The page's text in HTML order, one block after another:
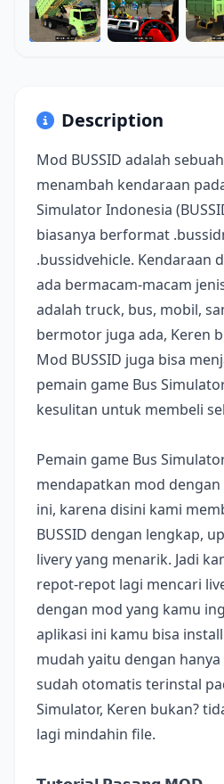
Description
Mod BUSSID adalah
menambah kendaraan
Simulator Indonesia
biasanya berformat
.bussidvehicle. Kendaraan
ada bermacam-macam
adalah truck, bus, mobil,
bermotor juga ada, Keren
Mod BUSSID juga bisa
pemain game Bus
kesulitan untuk membeli
Pemain game Bus
mendapatkan mod
ini, karena disini kami
BUSSID dengan lengkap,
livery yang menarik. Jadi
repot-repot lagi mencari
dengan mod yang kamu
aplikasi ini kamu bisa
mudah yaitu dengan
sudah otomatis terinstal
Simulator, Keren bukan?
lagi mindahin file.